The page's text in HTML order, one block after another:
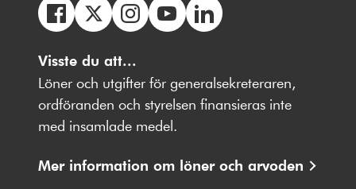
oss
på
Facebbok
oss
på
oss
på
Instagram
på
Youtube
på
LinkedIn
Visste du att...
Löner och utgifter för generalsekreteraren,
ordföranden och styrelsen finansieras inte
med insamlade medel.
Mer information om löner och arvoden